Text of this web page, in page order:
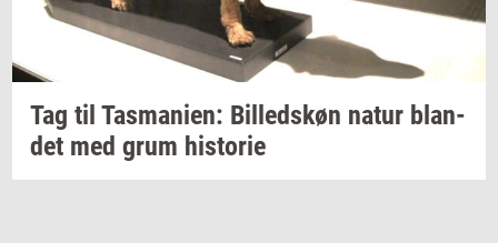
Tag til Tas­ma­ni­en: Bil­leds­køn natur blan­
det med grum hi­sto­rie